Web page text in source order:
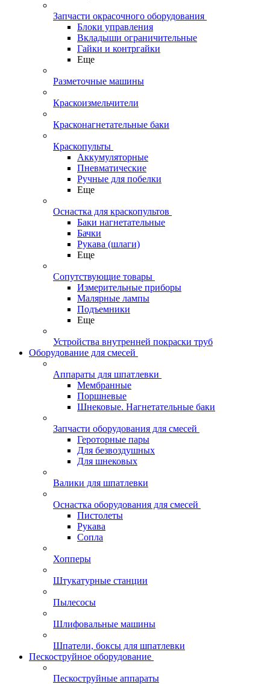
Запчасти окрасочного оборудования
Блоки управления
Вкладыши ограничительные
Гайки и контргайки
Еще
Разметочные машины
Краскоизмельчители
Красконагнетательные баки
Краскопульты
Аккумуляторные
Пневматические
Ручные для побелки
Еще
Оснастка для краскопультов
Баки нагнетательные
Бачки
Рукава (шлаги)
Еще
Сопутствующие товары
Измерительные приборы
Малярные лампы
Подъемники
Еще
Устройства внутренней покраски труб
Оборудование для смесей
Аппараты для шпатлевки
Мембранные
Поршневые
Шнековые. Нагнетательные баки
Запчасти оборудования для смесей
Героторные пары
Для безвоздушных
Для шнековых
Валики для шпатлевки
Оснастка оборудования для смесей
Пистолеты
Рукава
Сопла
Хопперы
Штукатурные станции
Пылесосы
Шлифовальные машины
Шпатели, боксы для шпатлевки
Пескоструйное оборудование
Пескоструйные аппараты